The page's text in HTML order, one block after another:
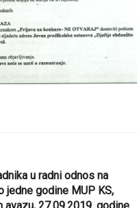
u radni odnos na
jedne godine MUP KS,